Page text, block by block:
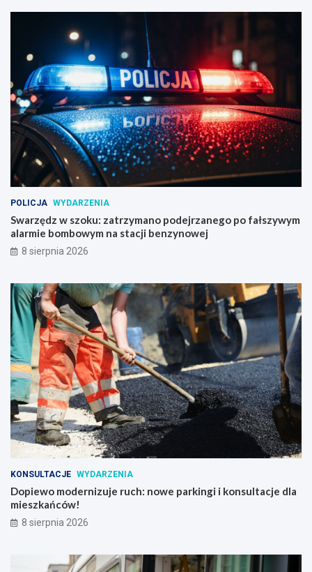
POLICJA WYDARZENIA
Swarzędz w szoku: zatrzymano podejrzanego po fałszywym
alarmie bombowym na stacji benzynowej
8 sierpnia 2026
KONSULTACJE WYDARZENIA
Dopiewo modernizuje ruch: nowe parkingi i konsultacje dla
mieszkańców!
8 sierpnia 2026